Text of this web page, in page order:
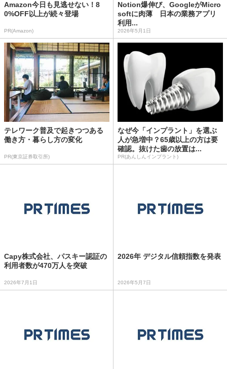
Amazon今日も見逃せない！8
0%OFF以上が続々登場
PR(Amazon)
Notion爆伸び、GoogleがMicro
softに肉薄 日本の業務アプリ
利用...
2026年5月1日
テレワーク普及で起きつつある
働き方・暮らし方の変化
PR(東京証券取引所)
なぜ今「インプラント」を選ぶ
人が急増中？65歳以上の方は要
確認。抜けた歯の放置は...
PR(あんしんインプラント)
Capy株式会社、パスキー認証の
利用者数が470万人を突破
2026年7月1日
2026年 デジタル信頼指数を発表
2026年5月7日